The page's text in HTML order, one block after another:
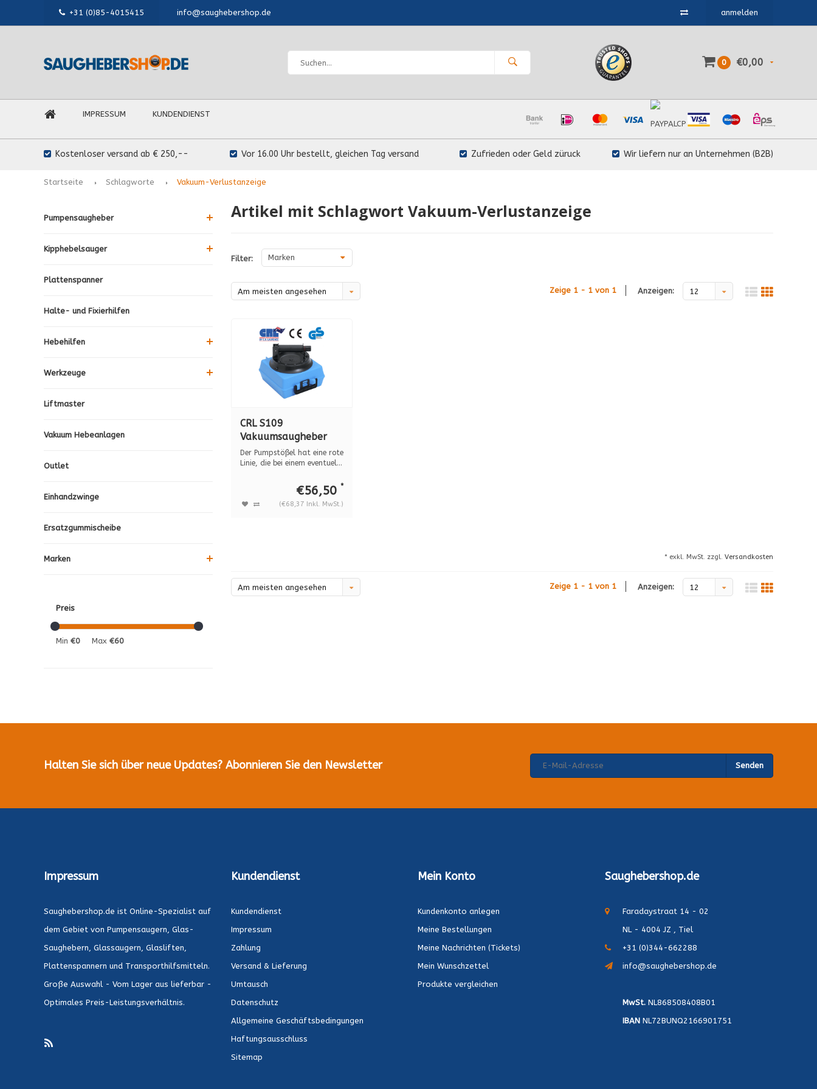
+31 (0)85-4015415 info@saughebershop.de anmelden
0 €0,00
IMPRESSUM KUNDENDIENST
Kostenloser versand ab € 250,-- Vor 16.00 Uhr bestellt, gleichen Tag versand Zufrieden oder Geld züruck Wir liefern nur an Unternehmen (B2B)
Startseite Schlagworte Vakuum-Verlustanzeige
Pumpensaugheber
Kipphebelsauger
Plattenspanner
Halte- und Fixierhilfen
Hebehilfen
Werkzeuge
Liftmaster
Vakuum Hebeanlagen
Outlet
Einhandzwinge
Ersatzgummischeibe
Marken
Preis
Min €0 Max €60
Artikel mit Schlagwort Vakuum-Verlustanzeige
Filter: Marken
Am meisten angesehen Zeige 1 - 1 von 1 Anzeigen: 12
CRL S109
Vakuumsaugheber
mit Pumpe, 57 kg
Tragkraft, für
Der Pumpstößel hat eine rote
Linie, die bei einem eventuel...
€56,50 *
(€68,37 Inkl. MwSt.)
* exkl. MwSt. zzgl. Versandkosten
Am meisten angesehen Zeige 1 - 1 von 1 Anzeigen: 12
Halten Sie sich über neue Updates? Abonnieren Sie den Newsletter Senden
Impressum
Saughebershop.de ist Online-Spezialist auf
dem Gebiet von Pumpensaugern, Glas-
Saughebern, Glassaugern, Glasliften,
Plattenspannern und Transporthilfsmitteln.
Große Auswahl - Vom Lager aus lieferbar -
Optimales Preis-Leistungsverhältnis.
Kundendienst
Kundendienst
Impressum
Zahlung
Versand & Lieferung
Umtausch
Datenschutz
Allgemeine Geschäftsbedingungen
Haftungsausschluss
Sitemap
Mein Konto
Kundenkonto anlegen
Meine Bestellungen
Meine Nachrichten (Tickets)
Mein Wunschzettel
Produkte vergleichen
Saughebershop.de
Faradaystraat 14 - 02
NL - 4004 JZ , Tiel
+31 (0)344-662288
info@saughebershop.de
MwSt.NL868508408B01
IBANNL72BUNQ2166901751